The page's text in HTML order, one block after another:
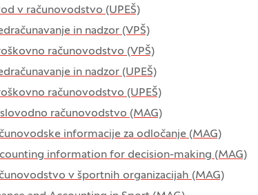
v računovodstvo (UPEŠ)
in nadzor (VPŠ)
računovodstvo (VPŠ)
in nadzor (UPEŠ)
računovodstvo (UPEŠ)
računovodstvo (MAG)
informacije za odločanje (MAG)
information for decision-making (MAG)
v športnih organizacijah (MAG)